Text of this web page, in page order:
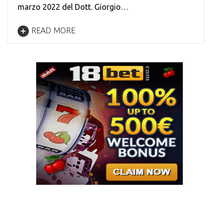
marzo 2022 del Dott. Giorgio…
READ MORE